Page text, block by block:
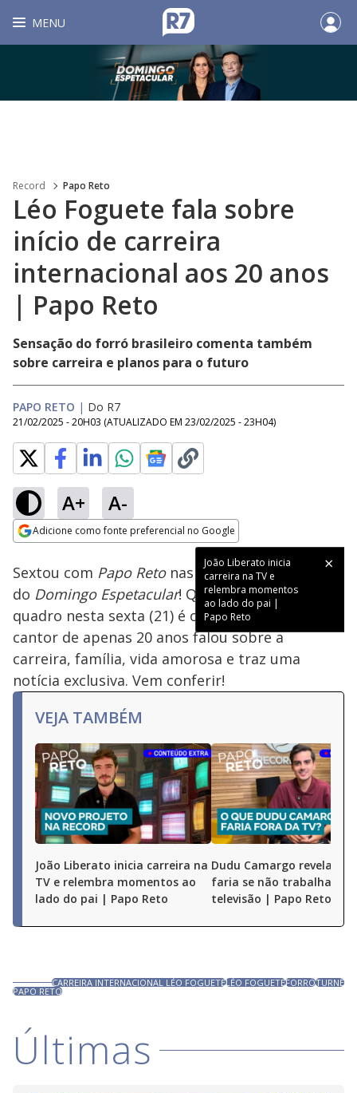
MENU
Record Papo Reto
Léo Foguete fala sobre
início de carreira
internacional aos 20 anos
| Papo Reto
Sensação do forró brasileiro comenta também
sobre carreira e planos para o futuro
PAPO RETO | Do R7
21/02/2025 - 20H03 (ATUALIZADO EM 23/02/2025 - 23H04)
A+ A-
Adicione como fonte preferencial no Google
João Liberato inicia
carreira na TV e
relembra momentos
ao lado do pai |
Papo Reto
Ativar
Loaded
23.16%
Sextou com Papo Retonas plataformas digitais
do Domingo Espetacular! Quem participa do
quadro nesta sexta (21) é o Léo Foguete. O
cantor de apenas 20 anos falou sobre a
carreira, família, vida amorosa e traz uma
notícia exclusiva. Vem conferir!
VEJA TAMBÉM
João Liberato inicia carreira na
TV e relembra momentos ao
lado do pai | Papo Reto
Dudu Camargo revela o
faria se não trabalhasse
televisão | Papo Reto
CARREIRA INTERNACIONAL LÉO FOGUETELÉO FOGUETEFORRÓTURNÊ
PAPO RETO
Últimas